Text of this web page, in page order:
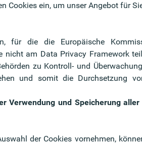
informationen
Cookies ein, um unser Angebot für
für die die Europäische
am Data Privacy Framework
zu Kontroll- und
und somit die Durchsetzung
Verwendung und Speicherung
der Cookies vornehmen,